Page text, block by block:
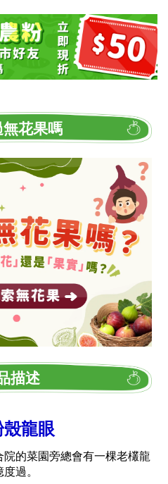
花果嗎
描述
龍眼
的菜園旁總會有一棵老欉龍
過。